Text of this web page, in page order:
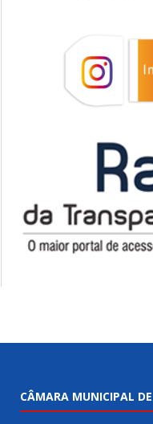
CÂMARA MUNICIPAL